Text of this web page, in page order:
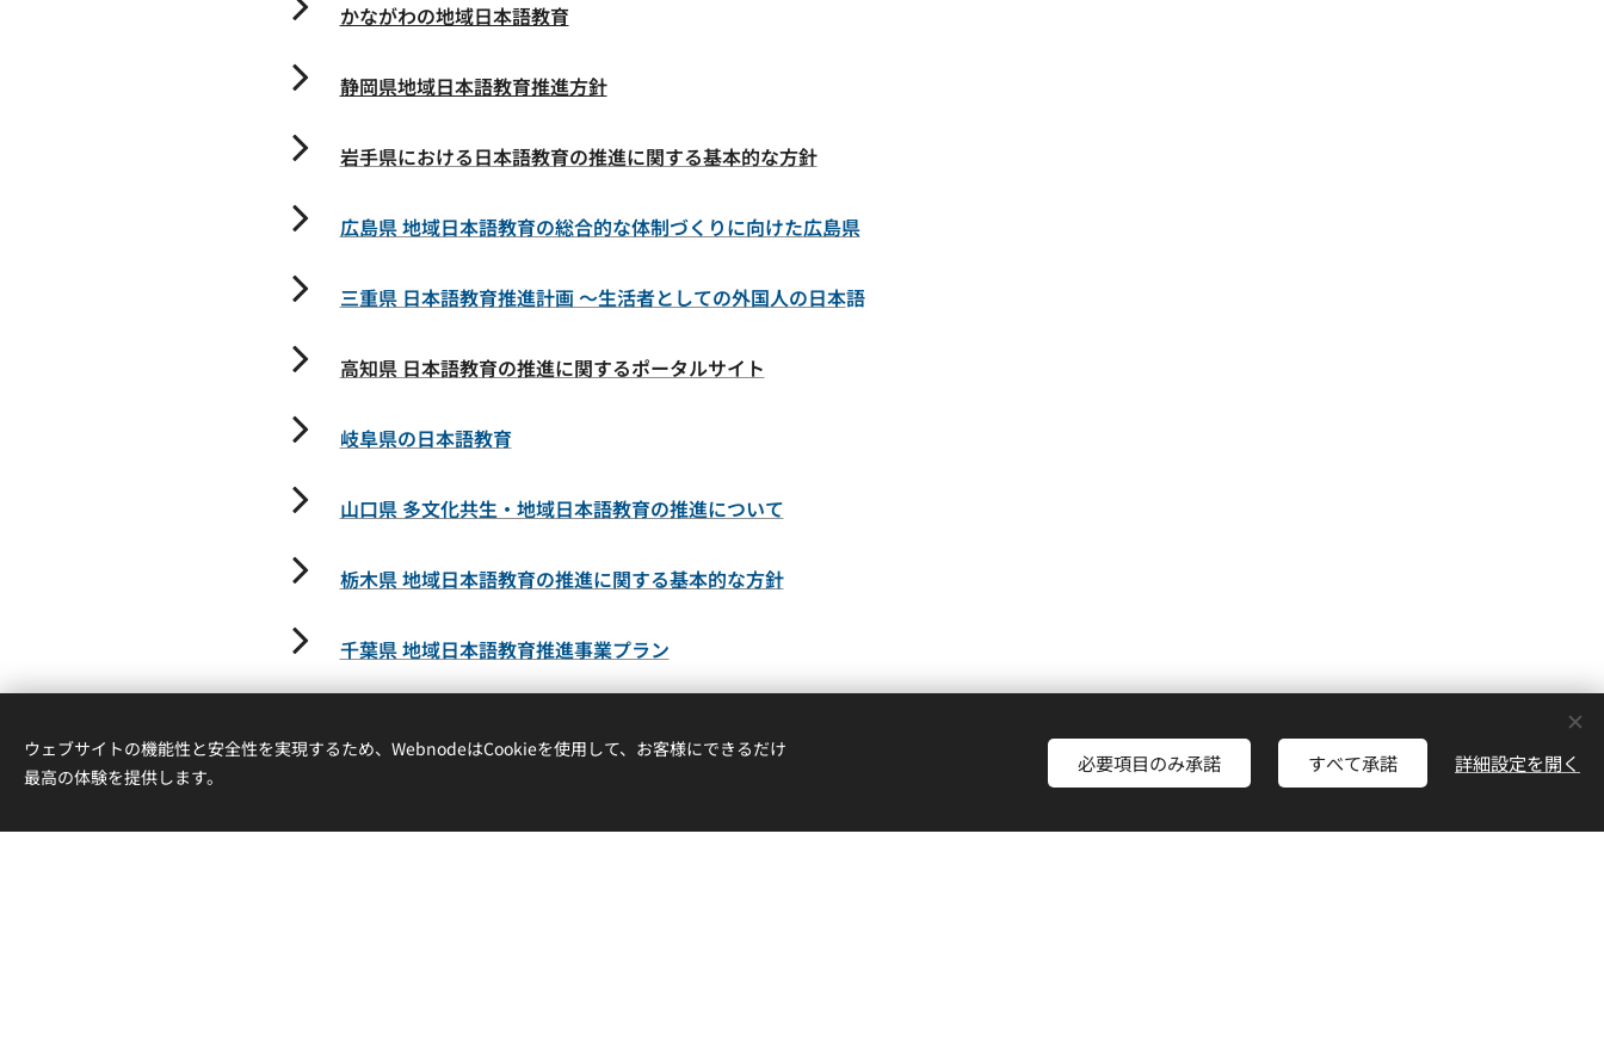
かながわの地域日本語教育
静岡県地域日本語教育推進方針
岩手県における日本語教育の推進に関する基本的な方針
広島県 地域日本語教育の総合的な体制づくりに向けた広島県
三重県 日本語教育推進計画 ～生活者としての外国人の日本語
高知県 日本語教育の推進に関するポータルサイト
岐阜県の日本語教育
山口県 多文化共生・地域日本語教育の推進について
栃木県 地域日本語教育の推進に関する基本的な方針
千葉県 地域日本語教育推進事業プラン
ウェブサイトの機能性と安全性を実現するため、WebnodeはCookieを使用して、お客様にできるだけ
最高の体験を提供します。
必要項目のみ承諾 すべて承諾 詳細設定を開く